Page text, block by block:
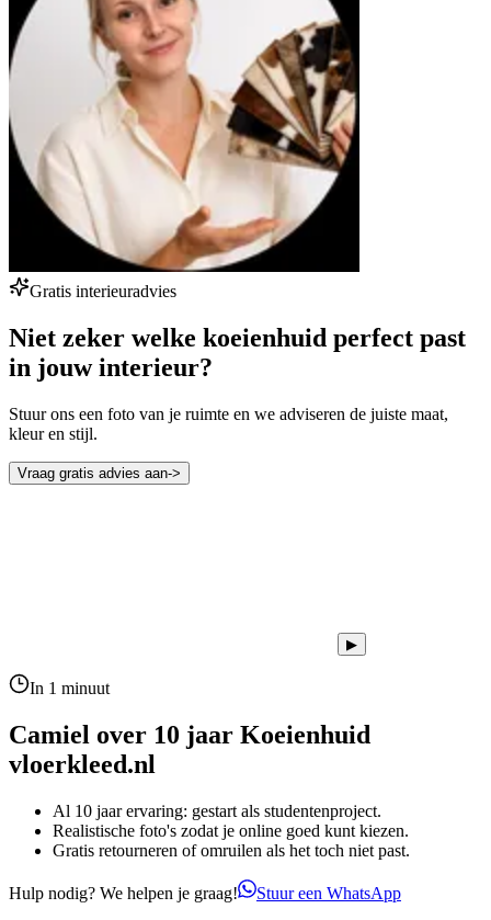
Gratis interieuradvies
Niet zeker welke koeienhuid perfect past
in jouw interieur?
Stuur ons een foto van je ruimte en we adviseren de juiste maat,
kleur en stijl.
Vraag gratis advies aan->
▶
In 1 minuut
Camiel over 10 jaar Koeienhuid
vloerkleed.nl
Al 10 jaar ervaring: gestart als studentenproject.
Realistische foto's zodat je online goed kunt kiezen.
Gratis retourneren of omruilen als het toch niet past.
Hulp nodig? We helpen je graag!
Stuur een WhatsApp